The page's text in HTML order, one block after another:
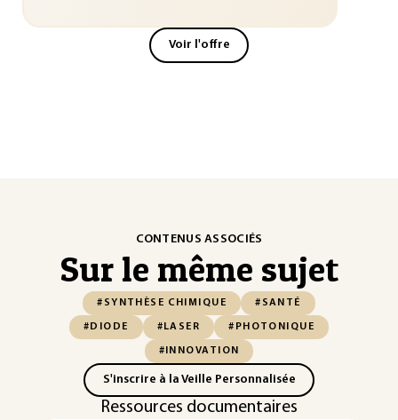
Voir l'offre
CONTENUS ASSOCIÉS
Sur le même sujet
#SYNTHÈSE CHIMIQUE #SANTÉ
#DIODE #LASER #PHOTONIQUE
#INNOVATION
S'inscrire à la Veille Personnalisée
Ressources documentaires